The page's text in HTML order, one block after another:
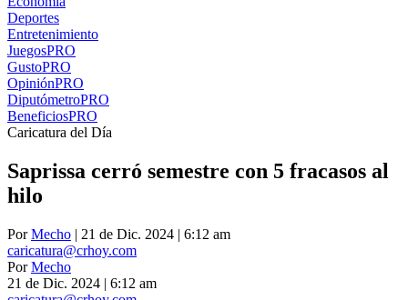
Deportes
Entretenimiento
JuegosPRO
GustoPRO
OpiniónPRO
DiputómetroPRO
BeneficiosPRO
Caricatura del Día
Saprissa cerró semestre con 5 fracasos al
hilo
PorMecho | 21 de Dic. 2024 | 6:12 am
caricatura@crhoy.com
PorMecho
21 de Dic. 2024 | 6:12 am